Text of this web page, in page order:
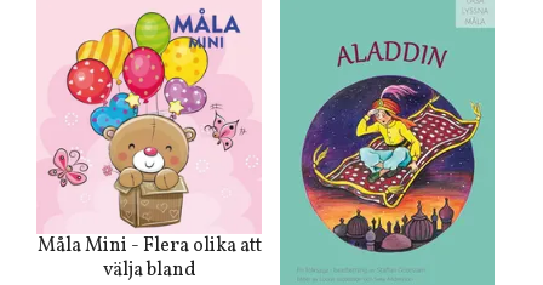
Måla Mini - Flera olika att
välja bland